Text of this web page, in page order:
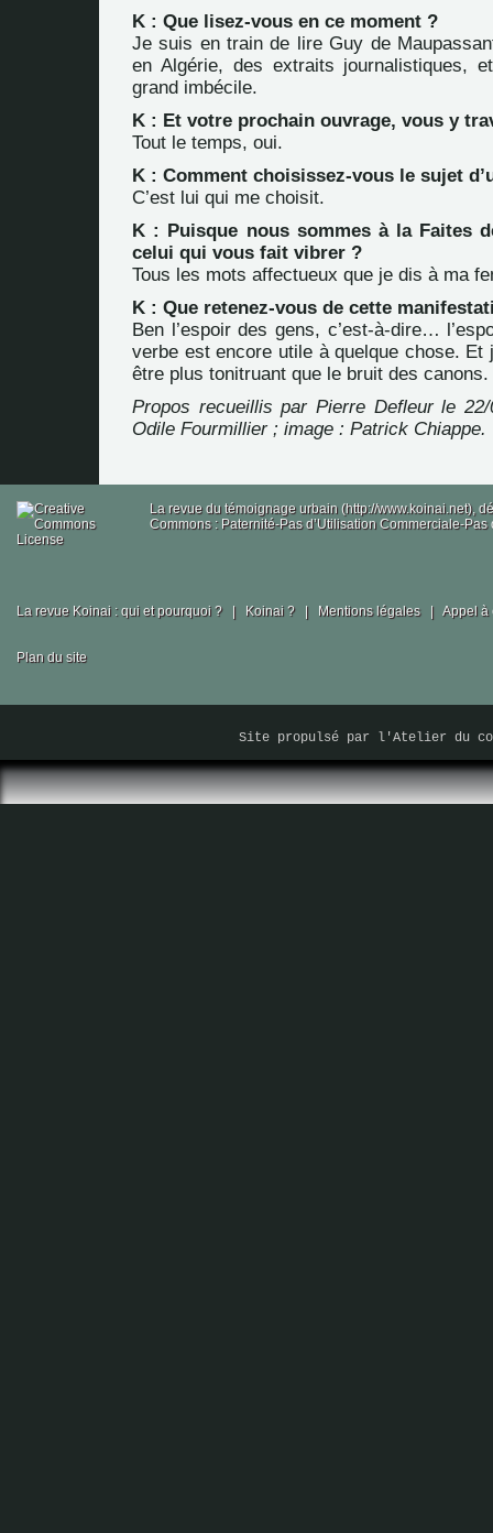
K : Que lisez-vous en ce moment ?
Je suis en train de lire Guy de
en Algérie, des extraits journalistiques,
grand imbécile.
K : Et votre prochain ouvrage, vous y
Tout le temps, oui.
K : Comment choisissez-vous le sujet
C’est lui qui me choisit.
K : Puisque nous sommes à la Faites
celui qui vous fait vibrer ?
Tous les mots affectueux que je dis à ma
K : Que retenez-vous de cette
Ben l’espoir des gens, c’est-à-dire…
verbe est encore utile à quelque chose. Et
être plus tonitruant que le bruit des canons.
Propos recueillis par Pierre Defleur le
Odile Fourmillier ; image : Patrick Chiappe.
La revue du témoignage urbain (http://www.koinai.net),
Commons : Paternité-Pas d’Utilisation Commerciale-
La revue Koinai : qui et pourquoi ? | Koinai ? | Mentions légales | Appel à
Plan du site
Site propulsé par l'Atelier du